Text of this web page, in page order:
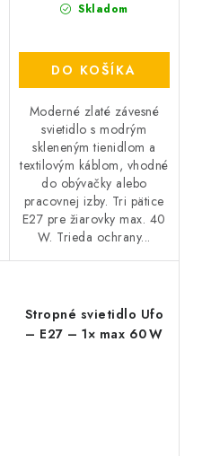
Skladom
DO KOŠÍKA
Moderné zlaté závesné
svietidlo s modrým
skleneným tienidlom a
textilovým káblom, vhodné
do obývačky alebo
pracovnej izby. Tri pätice
E27 pre žiarovky max. 40
W. Trieda ochrany...
Stropné svietidlo Ufo
– E27 – 1× max 60 W